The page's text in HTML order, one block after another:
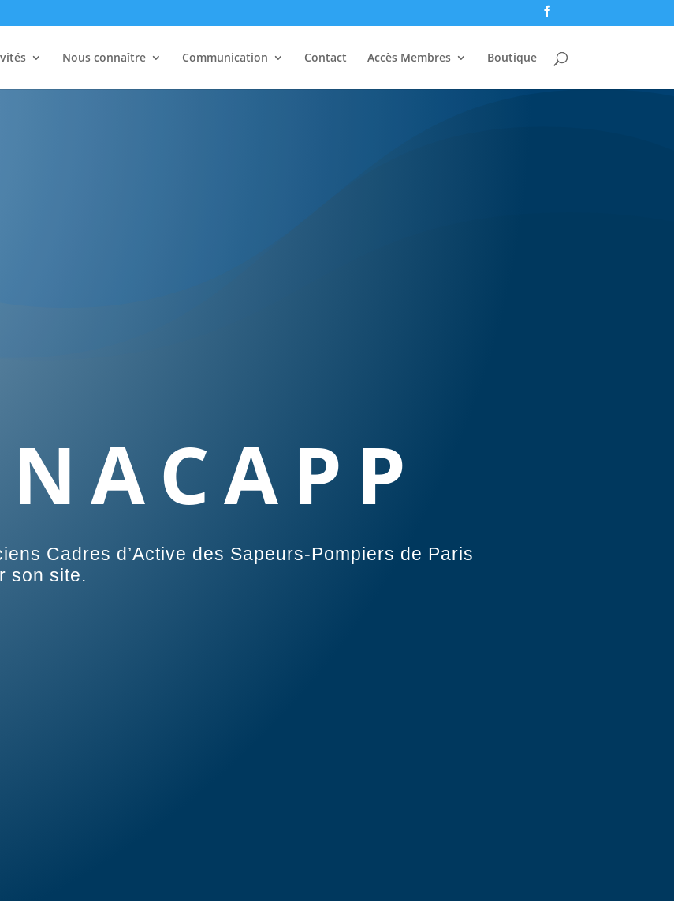
Nous connaître Communication Contact Accès Membres Boutique
Cadres d’Active des Sapeurs-Pompiers de Paris
son site.